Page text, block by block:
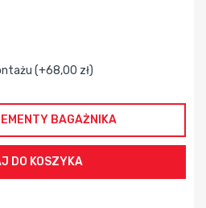
(+68,00 zł)
BAGAŻNIKA